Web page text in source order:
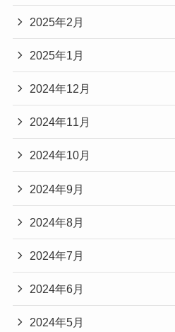
2025年2月
2025年1月
2024年12月
2024年11月
2024年10月
2024年9月
2024年8月
2024年7月
2024年6月
2024年5月